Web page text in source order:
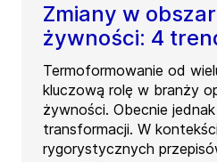
Zmiany w
żywności: 4
Termoformowanie od
kluczową rolę w branży
żywności. Obecnie
transformacji. W
rygorystycznych